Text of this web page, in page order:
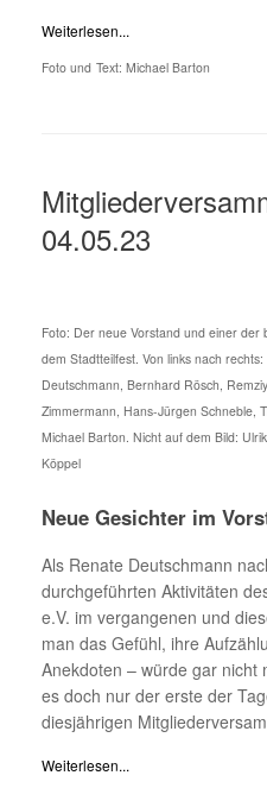
Weiterlesen...
Foto und Text: Michael Barton
04.05.23
Foto: Der neue Vorstand und einer
dem Stadtteilfest. Von links nach
Deutschmann, Bernhard Rösch,
Zimmermann, Hans-Jürgen Schneble,
Michael Barton. Nicht auf dem Bild:
Köppel
Neue Gesichter im
Als Renate Deutschmann
durchgeführten Aktivitäten
e.V. im vergangenen und
man das Gefühl, ihre
Anekdoten – würde gar nicht
es doch nur der erste der
diesjährigen
Weiterlesen...